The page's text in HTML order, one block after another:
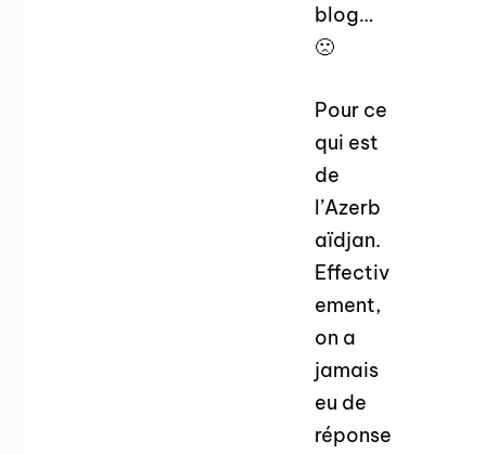
blog…
🙁
Pour ce
qui est
de
l’Azerb
aïdjan.
Effectiv
ement,
on a
jamais
eu de
réponse